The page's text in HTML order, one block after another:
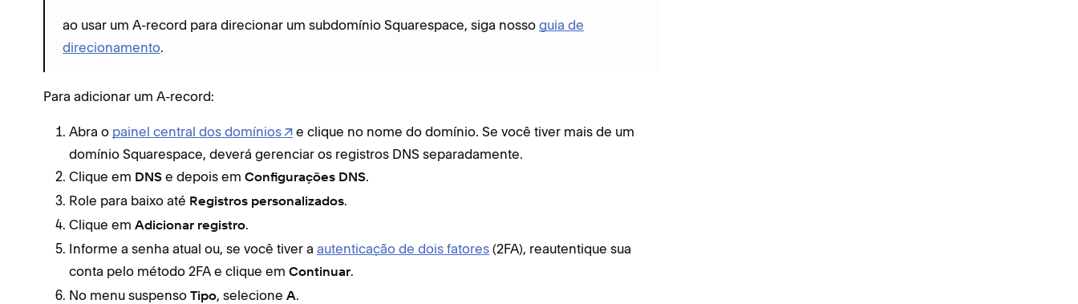
ao usar um A-record para direcionar um subdomínio Squarespace, siga nosso guia de
direcionamento.
Para adicionar um A-record:
Abra o painel central dos domínios
e clique no nome do domínio. Se você tiver mais de um
domínio Squarespace, deverá gerenciar os registros DNS separadamente.
Clique em DNS e depois em Configurações DNS.
Role para baixo até Registros personalizados.
Clique em Adicionar registro.
Informe a senha atual ou, se você tiver a autenticação de dois fatores (2FA), reautentique sua
conta pelo método 2FA e clique em Continuar.
No menu suspenso Tipo, selecione A.